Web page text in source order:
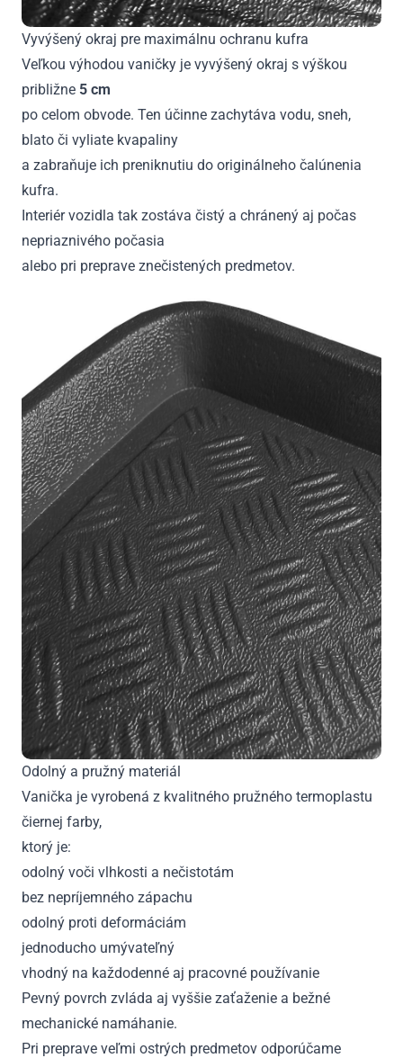
Vyvýšený okraj pre maximálnu ochranu kufra
Veľkou výhodou vaničky je vyvýšený okraj s výškou
približne 5 cm
po celom obvode. Ten účinne zachytáva vodu, sneh,
blato či vyliate kvapaliny
a zabraňuje ich preniknutiu do originálneho čalúnenia
kufra.
Interiér vozidla tak zostáva čistý a chránený aj počas
nepriaznivého počasia
alebo pri preprave znečistených predmetov.
Odolný a pružný materiál
Vanička je vyrobená z kvalitného pružného termoplastu
čiernej farby,
ktorý je:
odolný voči vlhkosti a nečistotám
bez nepríjemného zápachu
odolný proti deformáciám
jednoducho umývateľný
vhodný na každodenné aj pracovné používanie
Pevný povrch zvláda aj vyššie zaťaženie a bežné
mechanické namáhanie.
Pri preprave veľmi ostrých predmetov odporúčame